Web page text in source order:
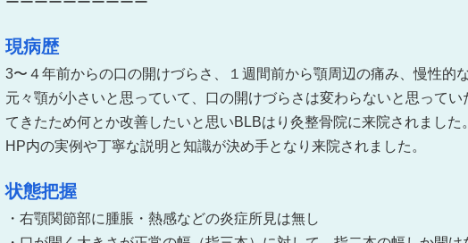
現病歴
3〜４年前からの口の開けづらさ、１週間前から顎周辺の痛み、慢性的
元々顎が小さいと思っていて、口の開けづらさは変わらないと思ってい
てきたため何とか改善したいと思いBLBはり灸整骨院に来院されました。
HP内の実例や丁寧な説明と知識が決め手となり来院されました。
状態把握
・右顎関節部に腫脹・熱感などの炎症所見は無し